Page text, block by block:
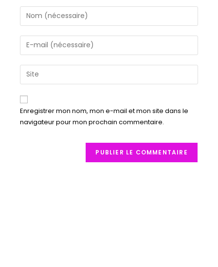
Enregistrer mon nom, mon e-mail et mon site dans le
navigateur pour mon prochain commentaire.